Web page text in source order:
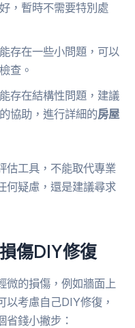
，暫時不需要特別處
存在一些小問題，可以
查。
存在結構性問題，建議
的協助，進行詳細的房屋
估工具，不能取代專業
何疑慮，還是建議尋求
傷DIY修復
微的損傷，例如牆面上
以考慮自己DIY修復，
省錢小撇步：